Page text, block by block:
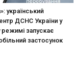
український
ДСНС України у
запускає
застосунок